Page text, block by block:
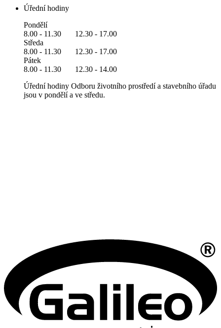
Úřední hodiny
Pondělí
8.00 - 11.30 12.30 - 17.00
Středa
8.00 - 11.30 12.30 - 17.00
Pátek
8.00 - 11.30 12.30 - 14.00
Úřední hodiny Odboru životního prostředí a stavebního úřadu
jsou v pondělí a ve středu.